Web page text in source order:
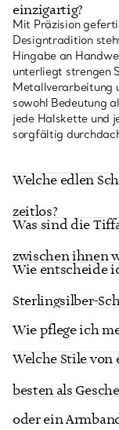
einzigartig?
Mit Präzision
Designtradition
Hingabe an
unterliegt strengen
Metallverarbeitung
sowohl Bedeutung
jede Halskette und
sorgfältig
Welche edlen
zeitlos?
Was sind die
zwischen ihnen
Wie entscheide
Sterlingsilber-
Wie pflege ich
Welche Stile von
besten als
Wie finde ich die
oder ein